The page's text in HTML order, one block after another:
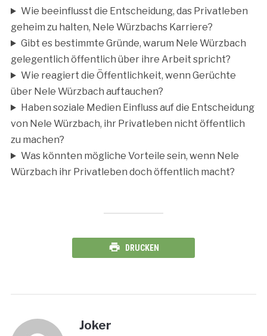
Wie beeinflusst die Entscheidung, das Privatleben
geheim zu halten, Nele Würzbachs Karriere?
Gibt es bestimmte Gründe, warum Nele Würzbach
gelegentlich öffentlich über ihre Arbeit spricht?
Wie reagiert die Öffentlichkeit, wenn Gerüchte
über Nele Würzbach auftauchen?
Haben soziale Medien Einfluss auf die Entscheidung
von Nele Würzbach, ihr Privatleben nicht öffentlich
zu machen?
Was könnten mögliche Vorteile sein, wenn Nele
Würzbach ihr Privatleben doch öffentlich macht?
DRUCKEN
Joker